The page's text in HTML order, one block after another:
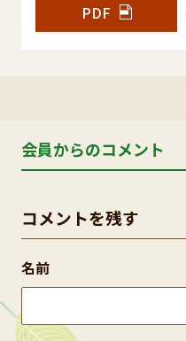
PDF
会員からのコメント
コメントを残す
名前